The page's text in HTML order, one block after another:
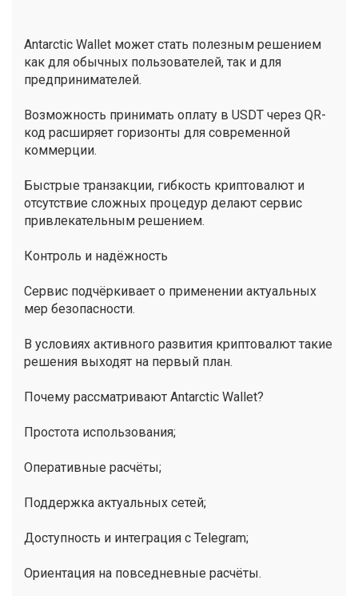
Antarctic Wallet может стать полезным решением
как для обычных пользователей, так и для
предпринимателей.
Возможность принимать оплату в USDT через QR-
код расширяет горизонты для современной
коммерции.
Быстрые транзакции, гибкость криптовалют и
отсутствие сложных процедур делают сервис
привлекательным решением.
Контроль и надёжность
Сервис подчёркивает о применении актуальных
мер безопасности.
В условиях активного развития криптовалют такие
решения выходят на первый план.
Почему рассматривают Antarctic Wallet?
Простота использования;
Оперативные расчёты;
Поддержка актуальных сетей;
Доступность и интеграция с Telegram;
Ориентация на повседневные расчёты.